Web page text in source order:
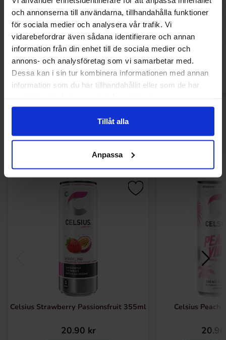
och annonserna till användarna, tillhandahålla funktioner
för sociala medier och analysera vår trafik. Vi
vidarebefordrar även sådana identifierare och annan
information från din enhet till de sociala medier och
annons- och analysföretag som vi samarbetar med.
Dessa kan i sin tur kombinera informationen med annan
information som du har tillhandahållit eller som de har
Tillåt alla
Anpassa
Maltesers Spread 350g
69.90 kr
Køb
Reeses Peanut
Andre kunne lide
Celsius Strawberry Passionsfruit 355ml
20.90 kr
Celsius Peach